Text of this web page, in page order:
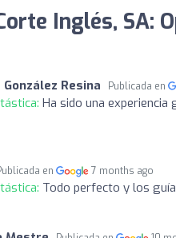
Inglés, SA:
Resina Publicada en
Ha sido una
en 7 months ago
Todo perfecto y los